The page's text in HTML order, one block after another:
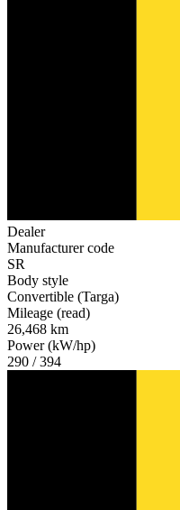
Dealer
Manufacturer code
SR
Body style
Convertible (Targa)
Mileage (read)
26,468 km
Power (kW/hp)
290 / 394